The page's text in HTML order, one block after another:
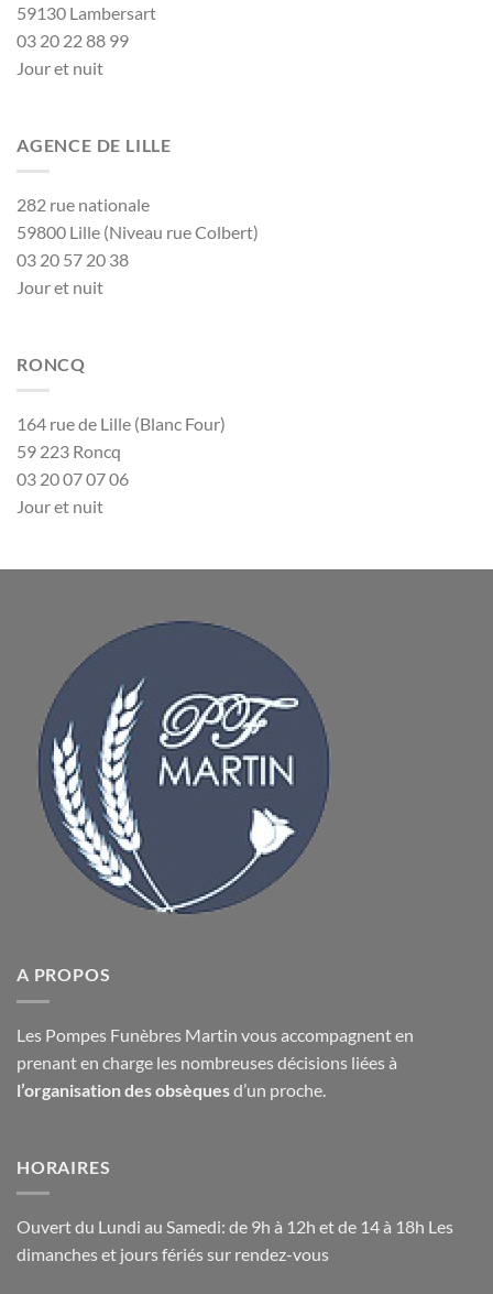
59130 Lambersart
03 20 22 88 99
Jour et nuit
AGENCE DE LILLE
282 rue nationale
59800 Lille (Niveau rue Colbert)
03 20 57 20 38
Jour et nuit
RONCQ
164 rue de Lille (Blanc Four)
59 223 Roncq
03 20 07 07 06
Jour et nuit
A PROPOS
Les Pompes Funèbres Martin vous accompagnent en
prenant en charge les nombreuses décisions liées à
l’organisation des obsèquesd’un proche.
HORAIRES
Ouvert du Lundi au Samedi: de 9h à 12h et de 14 à 18h Les
dimanches et jours fériés sur rendez-vous